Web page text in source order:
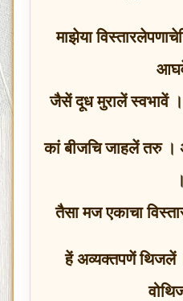
माझेया
जैसें दूध मुरालें स्वभावें
कां बीजचि जाहलें तरु ।
।
तैसा मज एकाचा
हें अव्यक्तपणें थिजलें